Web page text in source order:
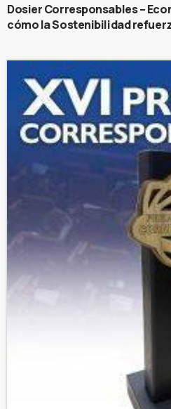
Dosier Corresponsables –
cómo la Sostenibilidad